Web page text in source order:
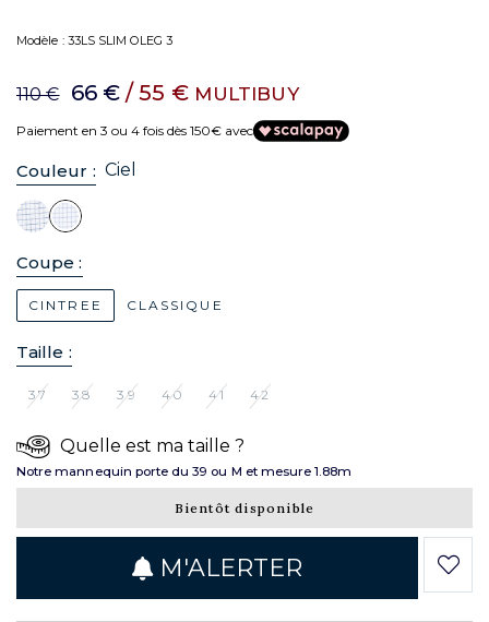
Modèle : 33LS SLIM OLEG 3
110 € 66 € / 55 € MULTIBUY
Paiement en 3 ou 4 fois dès 150€ avec
Couleur : Ciel
Coupe :
CINTREE CLASSIQUE
Taille :
37 38 39 40 41 42
Quelle est ma taille ?
Notre mannequin porte du 39 ou M et mesure 1.88m
Bientôt disponible
M'ALERTER